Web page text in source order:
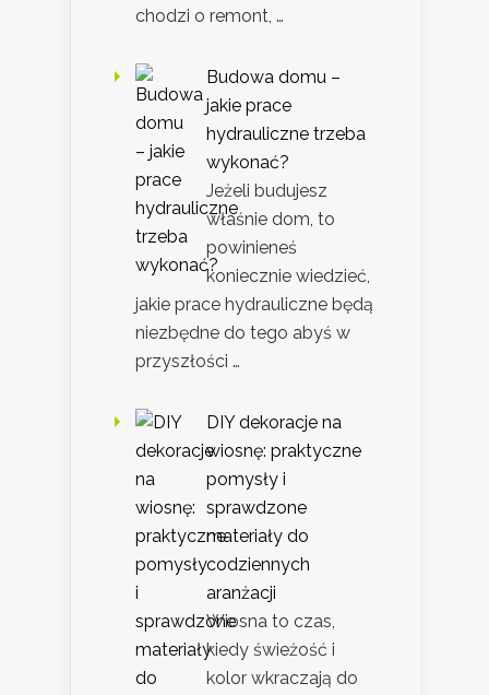
chodzi o remont, …
Budowa domu –
jakie prace
hydrauliczne trzeba
wykonać?
Jeżeli budujesz
właśnie dom, to
powinieneś
koniecznie wiedzieć,
jakie prace hydrauliczne będą
niezbędne do tego abyś w
przyszłości …
DIY dekoracje na
wiosnę: praktyczne
pomysły i
sprawdzone
materiały do
codziennych
aranżacji
Wiosna to czas,
kiedy świeżość i
kolor wkraczają do